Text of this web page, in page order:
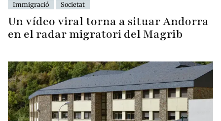
Immigració Societat
Un vídeo viral torna a situar Andorra
en el radar migratori del Magrib